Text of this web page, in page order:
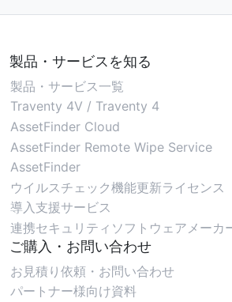
製品・サービスを知る
製品・サービス一覧
Traventy 4V / Traventy 4
AssetFinder Cloud
AssetFinder Remote Wipe Service
AssetFinder
ウイルスチェック機能更新ライセンス
導入支援サービス
連携セキュリティソフトウェアメーカ
ご購入・お問い合わせ
お見積り依頼・お問い合わせ
パートナー様向け資料